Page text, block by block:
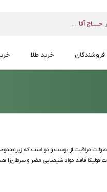
حــــاج آقا ...
فروشندگان خرید طلا
فولیکا فاقد مواد شیمیایی مضر و سرطان‌زا